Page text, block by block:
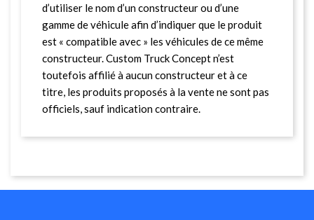
d’utiliser le nom d’un constructeur ou d’une
gamme de véhicule afin d’indiquer que le produit
est « compatible avec » les véhicules de ce même
constructeur. Custom Truck Concept n’est
toutefois affilié à aucun constructeur et à ce
titre, les produits proposés à la vente ne sont pas
officiels, sauf indication contraire.